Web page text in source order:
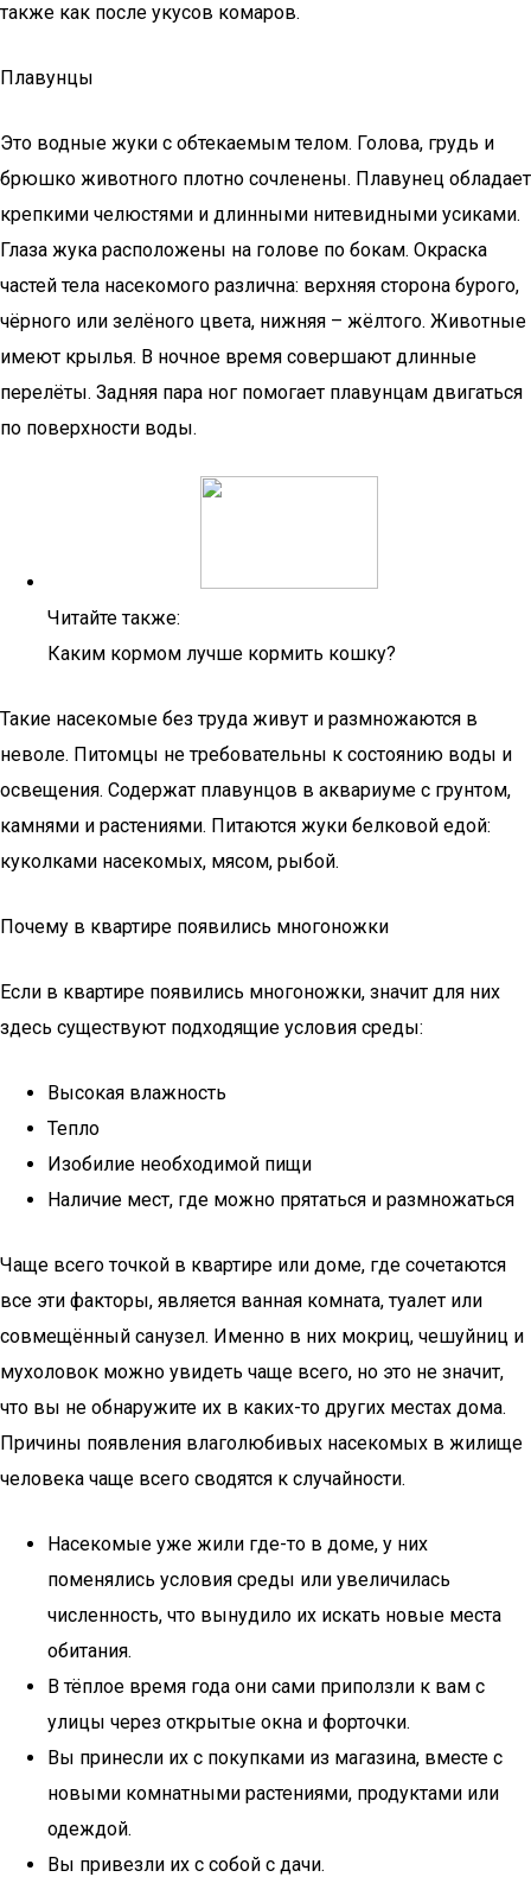
также как после укусов комаров.
Плавунцы
Это водные жуки с обтекаемым телом. Голова, грудь и
брюшко животного плотно сочленены. Плавунец обладает
крепкими челюстями и длинными нитевидными усиками.
Глаза жука расположены на голове по бокам. Окраска
частей тела насекомого различна: верхняя сторона бурого,
чёрного или зелёного цвета, нижняя – жёлтого. Животные
имеют крылья. В ночное время совершают длинные
перелёты. Задняя пара ног помогает плавунцам двигаться
по поверхности воды.
Читайте также:
Каким кормом лучше кормить кошку?
Такие насекомые без труда живут и размножаются в
неволе. Питомцы не требовательны к состоянию воды и
освещения. Содержат плавунцов в аквариуме с грунтом,
камнями и растениями. Питаются жуки белковой едой:
куколками насекомых, мясом, рыбой.
Почему в квартире появились многоножки
Если в квартире появились многоножки, значит для них
здесь существуют подходящие условия среды:
Высокая влажность
Тепло
Изобилие необходимой пищи
Наличие мест, где можно прятаться и размножаться
Чаще всего точкой в квартире или доме, где сочетаются
все эти факторы, является ванная комната, туалет или
совмещённый санузел. Именно в них мокриц, чешуйниц и
мухоловок можно увидеть чаще всего, но это не значит,
что вы не обнаружите их в каких-то других местах дома.
Причины появления влаголюбивых насекомых в жилище
человека чаще всего сводятся к случайности.
Насекомые уже жили где-то в доме, у них
поменялись условия среды или увеличилась
численность, что вынудило их искать новые места
обитания.
В тёплое время года они сами приползли к вам с
улицы через открытые окна и форточки.
Вы принесли их с покупками из магазина, вместе с
новыми комнатными растениями, продуктами или
одеждой.
Вы привезли их с собой с дачи.